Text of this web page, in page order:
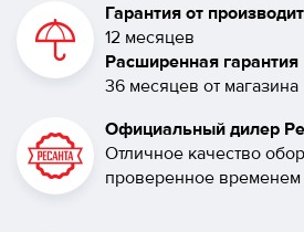
Гарантия от
12 месяцев
Расширенная гарантия
36 месяцев от магазина
Официальный дилер
Отличное качество
проверенное временем